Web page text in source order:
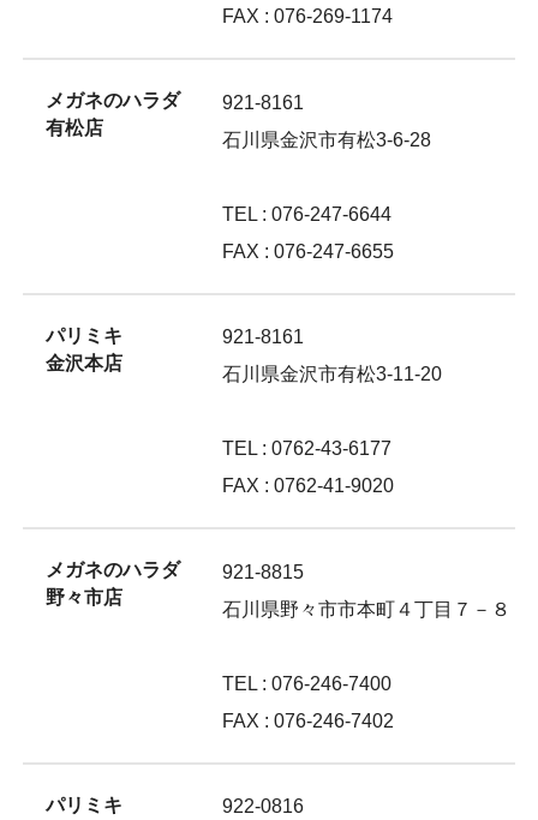
FAX : 076-269-1174
メガネのハラダ
有松店
921-8161
石川県金沢市有松3-6-28
TEL : 076-247-6644
FAX : 076-247-6655
パリミキ
金沢本店
921-8161
石川県金沢市有松3-11-20
TEL : 0762-43-6177
FAX : 0762-41-9020
メガネのハラダ
野々市店
921-8815
石川県野々市市本町４丁目７－８
TEL : 076-246-7400
FAX : 076-246-7402
パリミキ
922-0816